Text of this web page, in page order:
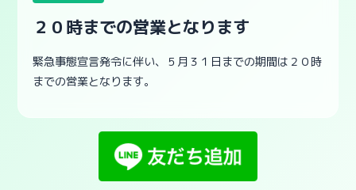
２０時までの営業となります
緊急事態宣言発令に伴い、５月３１日までの期間は２０時
までの営業となります。